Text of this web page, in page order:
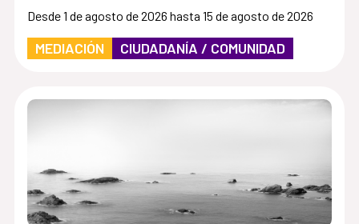
Desde 1 de agosto de 2026 hasta 15 de agosto de 2026
MEDIACIÓN CIUDADANÍA / COMUNIDAD